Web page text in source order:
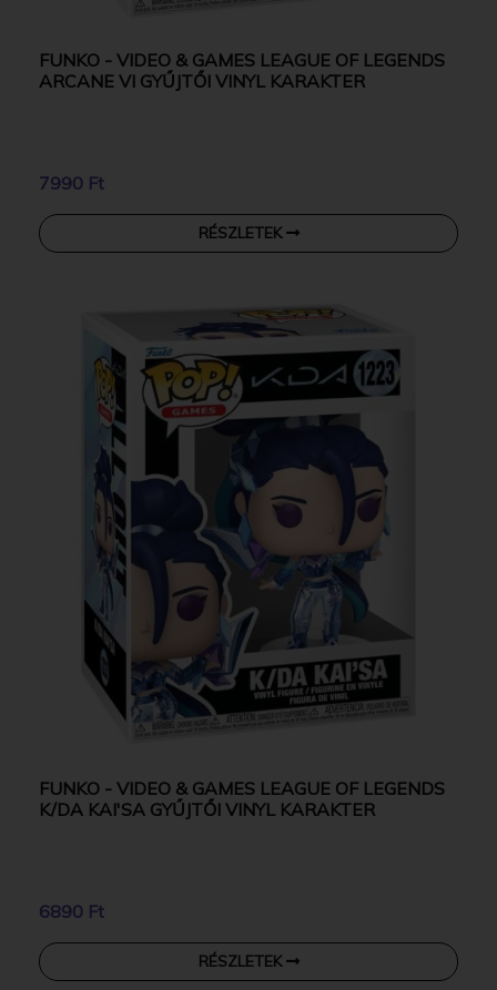
FUNKO - VIDEO & GAMES LEAGUE OF LEGENDS
ARCANE VI GYŰJTŐI VINYL KARAKTER
7990 Ft
RÉSZLETEK
FUNKO - VIDEO & GAMES LEAGUE OF LEGENDS
K/DA KAI'SA GYŰJTŐI VINYL KARAKTER
6890 Ft
RÉSZLETEK